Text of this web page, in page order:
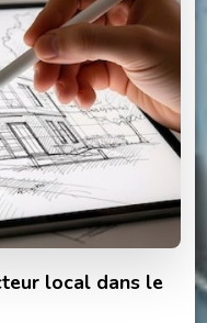
local dans le